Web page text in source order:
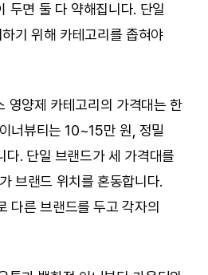
두면 둘 다 약해집니다. 단일
기 위해 카테고리를 좁혀야
영양제 카테고리의 가격대는 한
너뷰티는 10~15만 원, 정밀
. 단일 브랜드가 세 가격대를
브랜드 위치를 혼동합니다.
다른 브랜드를 두고 각자의